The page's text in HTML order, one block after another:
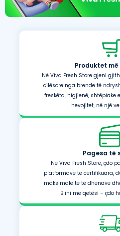
Produktet
Në Viva Fresh Store gjeni
cilësore nga brende të
freskëta, higjienë, shtëpiake
nevojitet, në një
Pagesa të
Në Viva Fresh Store, çdo
platformave të certifikuara,
maksimale të të dhënave
Blini me qetësi – çdo